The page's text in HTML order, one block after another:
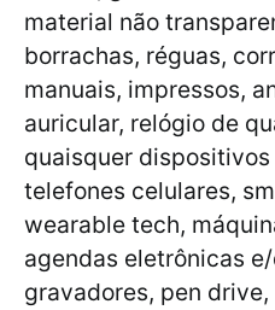
material não
borrachas, réguas,
manuais, impressos,
auricular, relógio de
quaisquer
telefones celulares,
wearable tech,
agendas eletrônicas
gravadores, pen